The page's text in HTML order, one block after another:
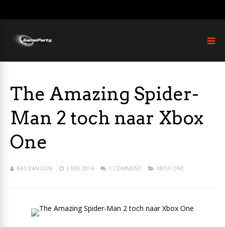
The Amazing Spider-
Man 2 toch naar Xbox
One
BAS VAN DUN 3 MEI 2014 1 COMMENT XBOX ONE